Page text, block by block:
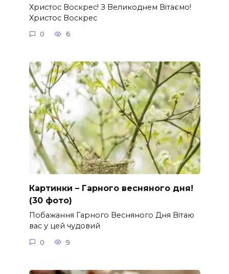
Христос Воскрес! З Великоднем Вітаємо!
Христос Воскрес
0 6
Картинки – Гарного весняного дня!
(30 фото)
Побажання Гарного Весняного Дня Вітаю
вас у цей чудовий
0 9